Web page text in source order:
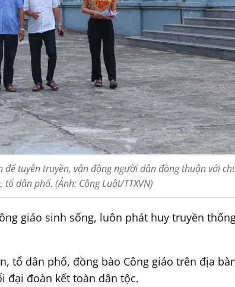
tuyên truyền, vận động người dân đồng thuận với
dân phố. (Ảnh: Công Luật/TTXVN)
giáo sinh sống, luôn phát huy truyền
tổ dân phố, đồng bào Công giáo trên địa
đại đoàn kết toàn dân tộc.